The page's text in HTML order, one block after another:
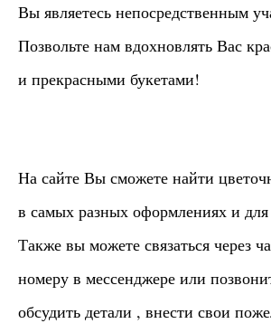
Вы являетесь непосредственным
Позвольте нам вдохновлять Вас
и прекрасными букетами!
На сайте Вы сможете найти
в самых разных оформлениях и
Также вы можете связаться через
номеру в мессенджере или
обсудить детали , внести свои